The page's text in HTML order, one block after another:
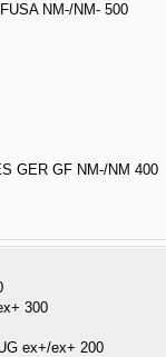
NM-/NM- 500
GER GF NM-/NM 400
300
ex+/ex+ 200